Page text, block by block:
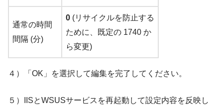
通常の時間
間隔 (分)
0 (リサイクルを防止する
ために、既定の 1740 か
ら変更)
４）「OK」を選択して編集を完了してください。
５）IISとWSUSサービスを再起動して設定内容を反映し